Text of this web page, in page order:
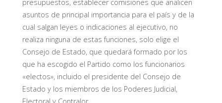
presupuestos, establecer comisiones que analicen
asuntos de principal importancia para el país y de la
cual salgan leyes o indicaciones al ejecutivo, no
realiza ninguna de estas funciones, solo elige el
Consejo de Estado, que quedará formado por los
que ha escogido el Partido como los funcionarios
«electos», incluido el presidente del Consejo de
Estado y los miembros de los Poderes Judicial,